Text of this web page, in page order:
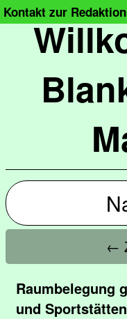
Kontakt zur
←
Raumbelegung
und